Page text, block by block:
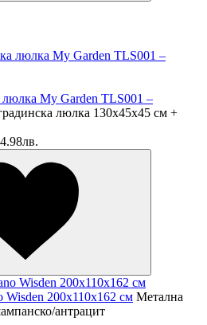
люлка My Garden TLS001 –
люлка 130x45x45 см +
Wisden 200х110х162 см Метална
антрацит